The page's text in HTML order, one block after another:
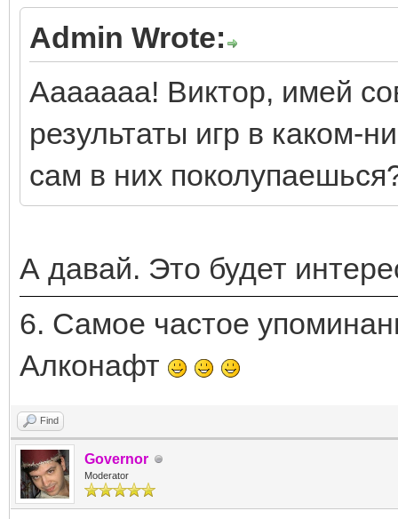
Admin Wrote:
Ааааааа! Виктор, имей
результаты игр в каком-
сам в них
А давай. Это будет
6. Самое частое
Алконафт
Find
Governor
Moderator